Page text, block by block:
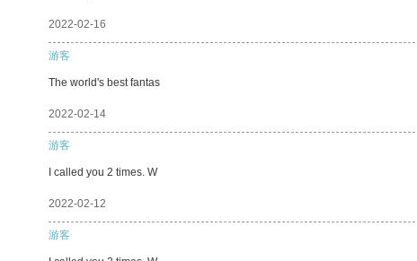
2022-02-16
游客
The world's best fantas
2022-02-14
游客
I called you 2 times. W
2022-02-12
游客